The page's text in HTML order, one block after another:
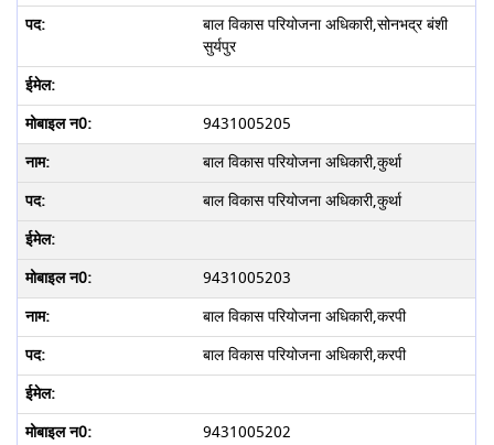
बाल विकास परियोजना अधिकारी,सोनभद्र बंशी
सुर्यपुर
9431005205
बाल विकास परियोजना अधिकारी,कुर्था
बाल विकास परियोजना अधिकारी,कुर्था
9431005203
बाल विकास परियोजना अधिकारी,करपी
बाल विकास परियोजना अधिकारी,करपी
9431005202